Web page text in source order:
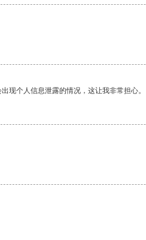
现个人信息泄露的情况，这让我非常担心。